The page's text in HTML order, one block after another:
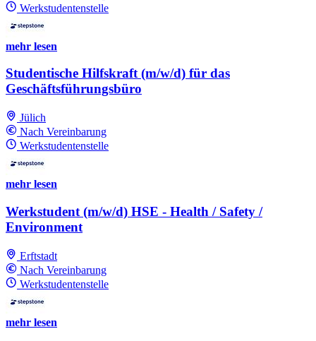
Werkstudentenstelle
mehr lesen
Studentische Hilfskraft (m/w/d) für das
Geschäftsführungsbüro
Jülich
Nach Vereinbarung
Werkstudentenstelle
mehr lesen
Werkstudent (m/w/d) HSE - Health / Safety /
Environment
Erftstadt
Nach Vereinbarung
Werkstudentenstelle
mehr lesen